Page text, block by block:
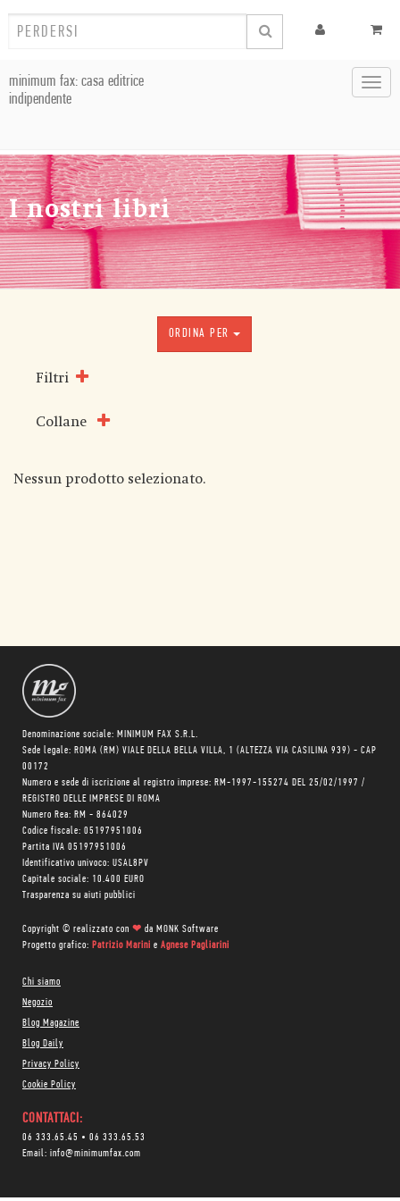
minimum fax: casa editrice
indipendente
I nostri libri
ORDINA PER
Filtri
Collane
Nessun prodotto selezionato.
Denominazione sociale: MINIMUM FAX S.R.L.
Sede legale: ROMA (RM) VIALE DELLA BELLA VILLA, 1 (ALTEZZA VIA CASILINA 939) - CAP
00172
Numero e sede di iscrizione al registro imprese: RM-1997-155274 DEL 25/02/1997 /
REGISTRO DELLE IMPRESE DI ROMA
Numero Rea: RM - 864029
Codice fiscale: 05197951006
Partita IVA 05197951006
Identificativo univoco: USAL8PV
Capitale sociale: 10.400 EURO
Trasparenza su aiuti pubblici
Copyright © realizzato con ❤ da MONK Software
Progetto grafico: Patrizio Marini e Agnese Pagliarini
Chi siamo
Negozio
Blog Magazine
Blog Daily
Privacy Policy
Cookie Policy
CONTATTACI:
06 333.65.45 • 06 333.65.53
Email: info@minimumfax.com